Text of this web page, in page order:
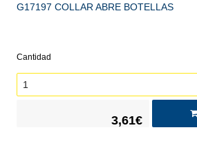
G17197 COLLAR ABRE BOTELLAS
Cantidad
3,61€